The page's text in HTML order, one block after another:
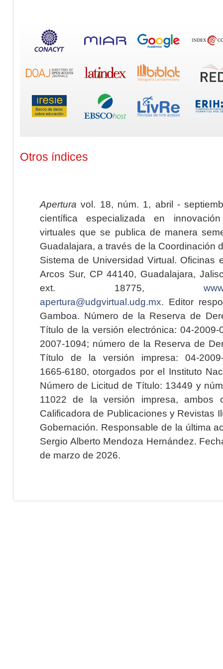
Otros índices
Apertura vol. 18, núm. 1, abril -
científica especializada en
virtuales que se publica de manera
Guadalajara, a través de la Coordinación
Sistema de Universidad Virtual. Oficinas
Arcos Sur, CP 44140, Guadalajara,
ext. 18775,
apertura@udgvirtual.udg.mx. Editor
Gamboa. Número de la Reserva de
Título de la versión electrónica: 04-2009-
2007-1094; número de la Reserva de
Título de la versión impresa: 04-2009-
1665-6180, otorgados por el Instituto
Número de Licitud de Título: 13449 y
11022 de la versión impresa, ambos
Calificadora de Publicaciones y Revistas
Gobernación. Responsable de la última
Sergio Alberto Mendoza Hernández.
de marzo de 2026.